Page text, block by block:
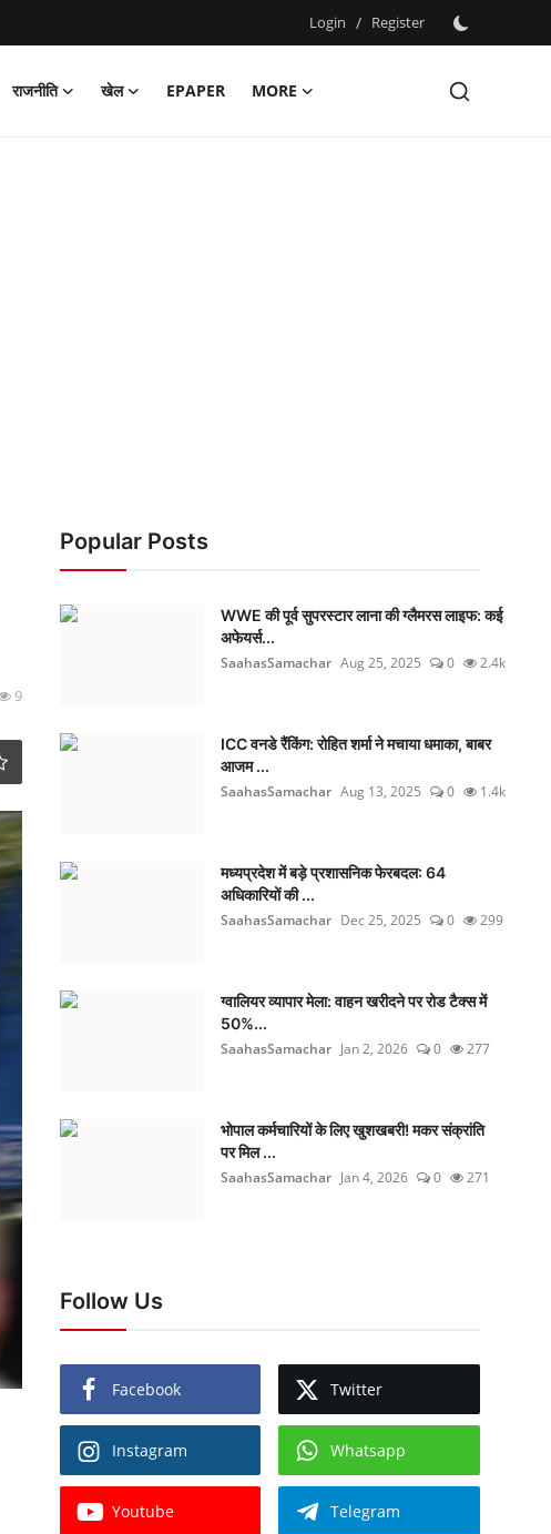
Login / Register
राजनीति खेल EPAPER
MORE
9
Popular Posts
WWE की पूर्व सुपरस्टार लाना की ग्लैमरस लाइफ: कई
अफेयर्स...
SaahasSamachar Aug 25, 2025 0 2.4k
ICC वनडे रैंकिंग: रोहित शर्मा ने मचाया धमाका, बाबर
आजम ...
SaahasSamachar Aug 13, 2025 0 1.4k
मध्यप्रदेश में बड़े प्रशासनिक फेरबदल: 64
अधिकारियों की ...
SaahasSamachar Dec 25, 2025 0 299
ग्वालियर व्यापार मेला: वाहन खरीदने पर रोड टैक्स में
50%...
SaahasSamachar Jan 2, 2026 0 277
भोपाल कर्मचारियों के लिए खुशखबरी! मकर संक्रांति
पर मिल ...
SaahasSamachar Jan 4, 2026 0 271
Follow Us
Facebook Twitter
Instagram Whatsapp
Youtube Telegram